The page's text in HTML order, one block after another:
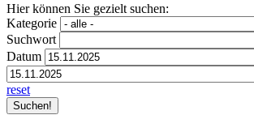
Hier können Sie gezielt suchen:
Kategorie
Suchwort
Datum
reset